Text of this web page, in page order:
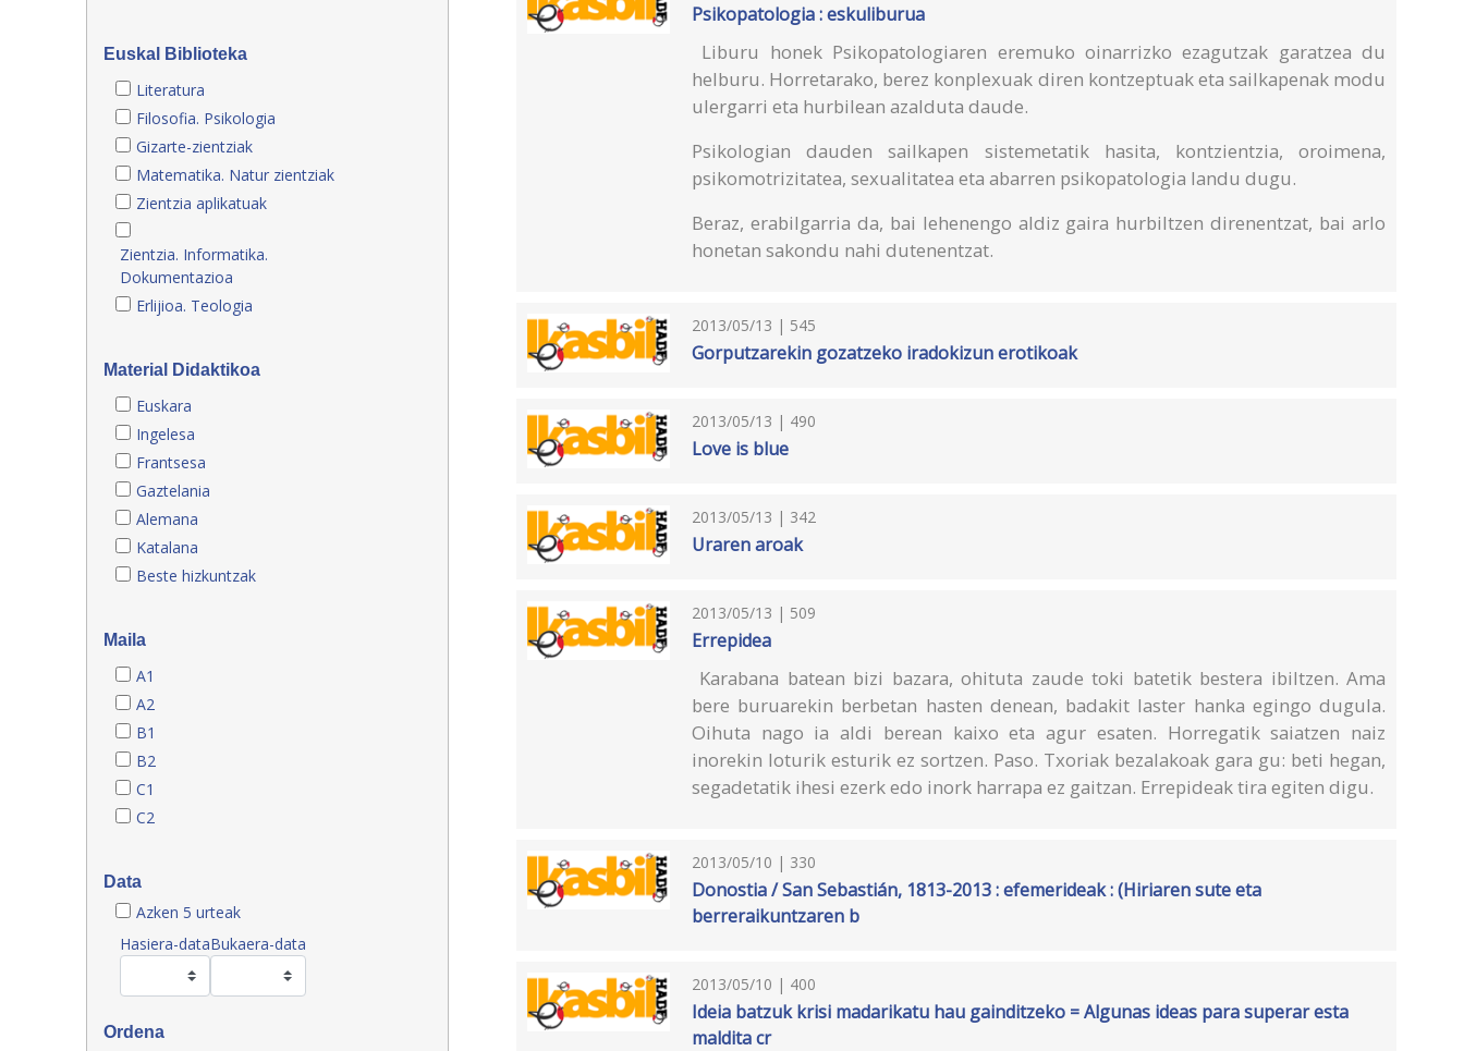
Euskal Biblioteka
Literatura
Filosofia. Psikologia
Gizarte-zientziak
Matematika. Natur zientziak
Zientzia aplikatuak
Zientzia. Informatika.
Dokumentazioa
Erlijioa. Teologia
Material Didaktikoa
Euskara
Ingelesa
Frantsesa
Gaztelania
Alemana
Katalana
Beste hizkuntzak
Maila
A1
A2
B1
B2
C1
C2
Data
Azken 5 urteak
Hasiera-dataBukaera-data
Ordena
Psikopatologia : eskuliburua
Liburu honek Psikopatologiaren eremuko oinarrizko ezagutzak garatzea du
helburu. Horretarako, berez konplexuak diren kontzeptuak eta sailkapenak modu
ulergarri eta hurbilean azalduta daude.
Psikologian dauden sailkapen sistemetatik hasita, kontzientzia, oroimena,
psikomotrizitatea, sexualitatea eta abarren psikopatologia landu dugu.
Beraz, erabilgarria da, bai lehenengo aldiz gaira hurbiltzen direnentzat, bai arlo
honetan sakondu nahi dutenentzat.
2013/05/13 | 545
Gorputzarekin gozatzeko iradokizun erotikoak
2013/05/13 | 490
Love is blue
2013/05/13 | 342
Uraren aroak
2013/05/13 | 509
Errepidea
Karabana batean bizi bazara, ohituta zaude toki batetik bestera ibiltzen. Ama
bere buruarekin berbetan hasten denean, badakit laster hanka egingo dugula.
Oihuta nago ia aldi berean kaixo eta agur esaten. Horregatik saiatzen naiz
inorekin loturik esturik ez sortzen. Paso. Txoriak bezalakoak gara gu: beti hegan,
segadetatik ihesi ezerk edo inork harrapa ez gaitzan. Errepideak tira egiten digu.
2013/05/10 | 330
Donostia / San Sebastián, 1813-2013 : efemerideak : (Hiriaren sute eta
berreraikuntzaren b
2013/05/10 | 400
Ideia batzuk krisi madarikatu hau gainditzeko = Algunas ideas para superar esta
maldita cr